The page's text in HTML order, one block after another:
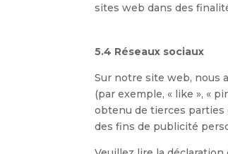
sites web dans des
5.4 Réseaux sociaux
Sur notre site web, nous
(par exemple, « like », «
obtenu de tierces parties
des fins de publicité